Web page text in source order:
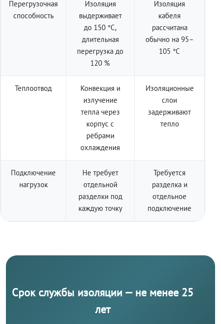
Перегрузочная
способность
Изоляция
выдерживает
до 150 °C,
длительная
перегрузка до
120 %
Изоляция
кабеля
рассчитана
обычно на 95–
105 °C
Теплоотвод
Конвекция и
излучение
тепла через
корпус с
рёбрами
охлаждения
Изоляционные
слои
задерживают
тепло
Подключение
нагрузок
Не требует
отдельной
разделки под
каждую точку
Требуется
разделка и
отдельное
подключение
Срок службы изоляции — не менее 25
лет